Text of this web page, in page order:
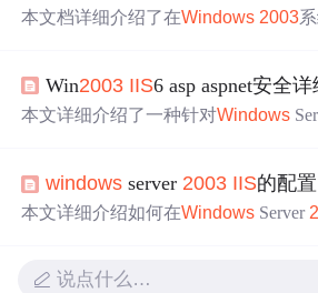
安装SP1后，给特定目录添加用户并
本文档详细介绍了在Windows 2003
旨在帮助开发者解决IIS权限问题和应
障。
Win2003 IIS6 asp aspnet安全
本文详细介绍了一种针对Windows
windows server 2003 IIS的配置
本文详细介绍如何在Windows Server
说点什么…